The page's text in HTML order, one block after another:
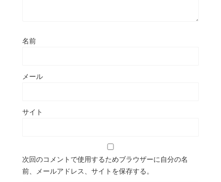
名前
メール
サイト
次回のコメントで使用するためブラウザーに自分の名
前、メールアドレス、サイトを保存する。